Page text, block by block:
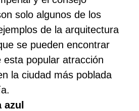
solo algunos de los
de la arquitectura
se pueden encontrar
esta popular atracción
la ciudad más poblada
azul